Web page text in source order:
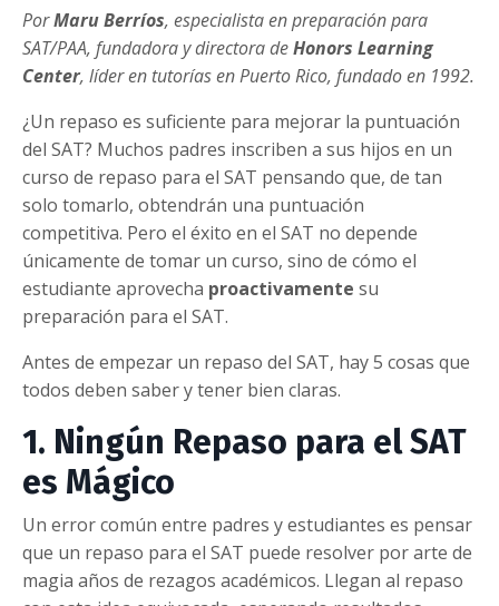
PorMaru Berríos, especialista en preparación para
SAT/PAA, fundadora y directora deHonors Learning
Center, líder en tutorías en Puerto Rico, fundado en 1992.
¿Un repaso es suficiente para mejorar la puntuación
del SAT? Muchos padres inscriben a sus hijos en un
curso de repaso para el SAT pensando que, de tan
solo tomarlo, obtendrán una puntuación
competitiva. Pero el éxito en el SAT no depende
únicamente de tomar un curso, sino de cómo el
estudiante aprovecha proactivamente su
preparación para el SAT.
Antes de empezar un repaso del SAT, hay 5 cosas que
todos deben saber y tener bien claras.
1. Ningún Repaso para el SAT
es Mágico
Un error común entre padres y estudiantes es pensar
que un repaso para el SAT puede resolver por arte de
magia años de rezagos académicos. Llegan al repaso